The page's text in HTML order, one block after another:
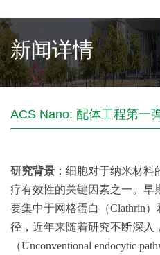
新闻详情
ACS Nano: 配体工程第
研究背景 ：细胞对于纳米材
疗有效性的关键因素之一。早
要集中于网格蛋白（Clathrin
径，近年来随着研究不断深入
（Unconventional endocytic